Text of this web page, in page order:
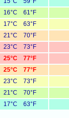
16°C 61°F
17°C 63°F
21°C 70°F
23°C 73°F
25°C 77°F
25°C 77°F
23°C 73°F
21°C 70°F
17°C 63°F